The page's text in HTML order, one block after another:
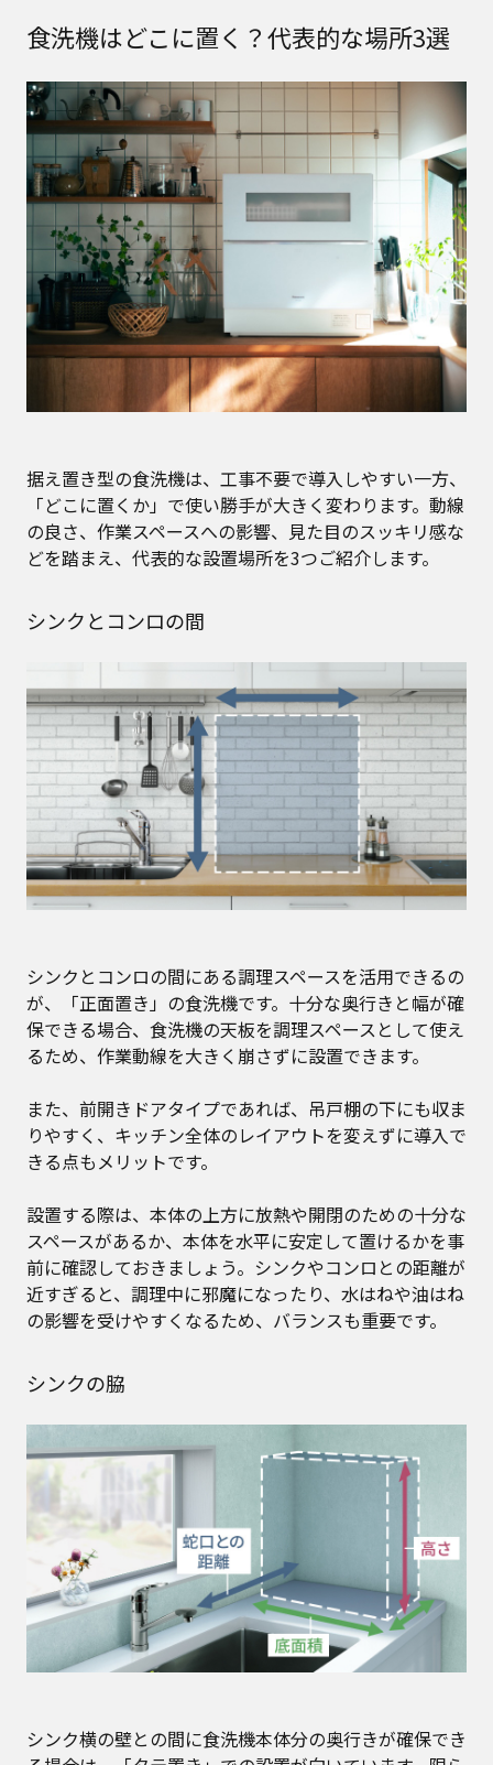
食洗機はどこに置く？代表的な場所3選
据え置き型の食洗機は、工事不要で導入しやすい一方、
「どこに置くか」で使い勝手が大きく変わります。動線
の良さ、作業スペースへの影響、見た目のスッキリ感な
どを踏まえ、代表的な設置場所を3つご紹介します。
シンクとコンロの間
シンクとコンロの間にある調理スペースを活用できるの
が、「正面置き」の食洗機です。十分な奥行きと幅が確
保できる場合、食洗機の天板を調理スペースとして使え
るため、作業動線を大きく崩さずに設置できます。
また、前開きドアタイプであれば、吊戸棚の下にも収ま
りやすく、キッチン全体のレイアウトを変えずに導入で
きる点もメリットです。
設置する際は、本体の上方に放熱や開閉のための十分な
スペースがあるか、本体を水平に安定して置けるかを事
前に確認しておきましょう。シンクやコンロとの距離が
近すぎると、調理中に邪魔になったり、水はねや油はね
の影響を受けやすくなるため、バランスも重要です。
シンクの脇
シンク横の壁との間に食洗機本体分の奥行きが確保でき